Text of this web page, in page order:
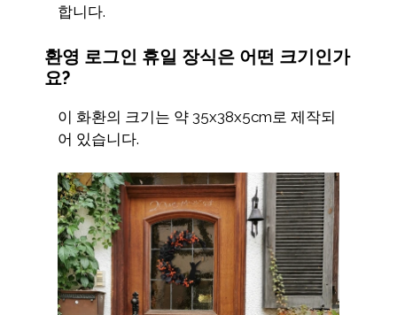
합니다.
환영 로그인 휴일 장식은 어떤 크기인가
요?
이 화환의 크기는 약 35x38x5cm로 제작되
어 있습니다.